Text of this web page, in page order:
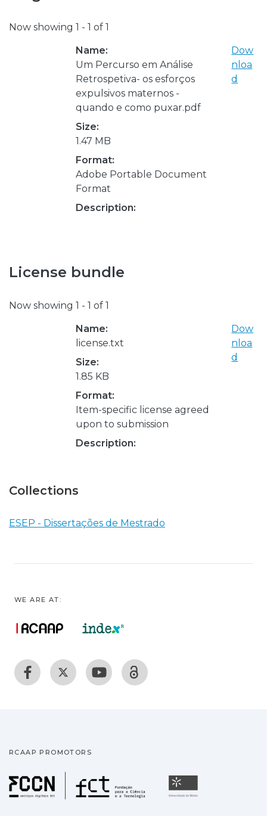
Now showing 1 - 1 of 1
Name:
Um Percurso em Análise
Retrospetiva- os esforços
expulsivos maternos -
quando e como puxar.pdf
Size:
1.47 MB
Format:
Adobe Portable Document
Format
Description:
Dow
nloa
d
License bundle
Now showing 1 - 1 of 1
Name:
license.txt
Size:
1.85 KB
Format:
Item-specific license agreed
upon to submission
Description:
Dow
nloa
d
Collections
ESEP - Dissertações de Mestrado
WE ARE AT:
RCAAP PROMOTORS
Fundação para a